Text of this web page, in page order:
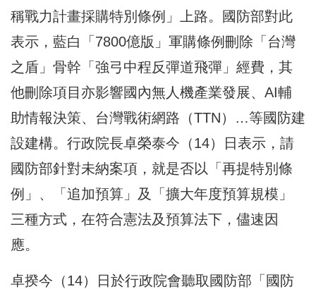
稱戰力計畫採購特別條例」上路。國防部對此
表示，藍白「7800億版」軍購條例刪除「台灣
之盾」骨幹「強弓中程反彈道飛彈」經費，其
他刪除項目亦影響國內無人機產業發展、AI輔
助情報決策、台灣戰術網路（TTN）…等國防建
設建構。行政院長卓榮泰今（14）日表示，請
國防部針對未納案項，就是否以「再提特別條
例」、「追加預算」及「擴大年度預算規模」
三種方式，在符合憲法及預算法下，儘速因
應。
卓揆今（14）日於行政院會聽取國防部「國防